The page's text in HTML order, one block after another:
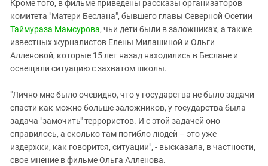
Кроме того, в фильме приведены рассказы организаторов
комитета "Матери Беслана", бывшего главы Северной Осетии
Таймураза Мамсурова, чьи дети были в заложниках, а также
известных журналистов Елены Милашиной и Ольги
Алленовой, которые 15 лет назад находились в Беслане и
освещали ситуацию с захватом школы.
"Лично мне было очевидно, что у государства не было задачи
спасти как можно больше заложников, у государства была
задача "замочить" террористов. И с этой задачей оно
справилось, а сколько там погибло людей – это уже
издержки, как говорится, ситуации", - высказала, в частности,
свое мнение в фильме Ольга Алленова.